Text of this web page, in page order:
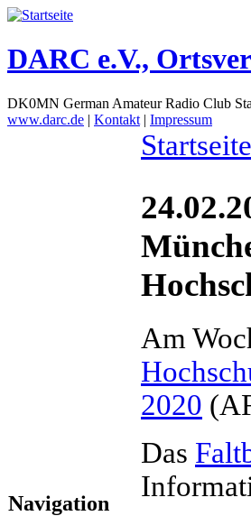
DARC e.V.,
DK0MN German Amateur Radio Club
www.darc.de | Kontakt | Impressum
Navigation
Startseite
Am
2020
Das